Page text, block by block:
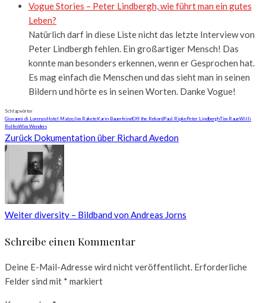
Vogue Stories – Peter Lindbergh, wie führt man ein gutes
Leben?
Natürlich darf in diese Liste nicht das letzte Interview von
Peter Lindbergh fehlen. Ein großartiger Mensch! Das
konnte man besonders erkennen, wenn er Gesprochen hat.
Es mag einfach die Menschen und das sieht man in seinen
Bildern und hörte es in seinen Worten. Danke Vogue!
Schlagwörter
Giovanni di LorenzoHotel MatzeJim RaketeKarin BauerfeindOff the RekordPaul RipkePeter LindberghTim RaueWilli
RolfesWim Wenders
Zurück Dokumentation über Richard Avedon
Weiterdiversity – Bildband von Andreas Jorns
Schreibe einen Kommentar
Deine E-Mail-Adresse wird nicht veröffentlicht. Erforderliche
Felder sind mit * markiert